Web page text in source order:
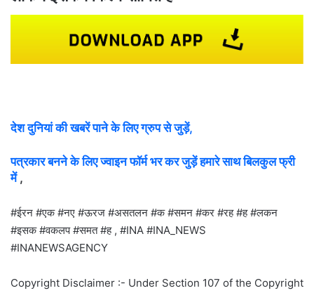
देश दुनियां की खबरें पाने के लिए ग्रुप से जुड़ें,
पत्रकार बनने के लिए ज्वाइन फॉर्म भर कर जुड़ें हमारे साथ बिलकुल फ्री
में ,
#ईरन #एक #नए #ऊरज #असतलन #क #समन #कर #रह #ह #लकन
#इसक #वकलप #समत #ह , #INA #INA_NEWS
#INANEWSAGENCY
Copyright Disclaimer :- Under Section 107 of the Copyright